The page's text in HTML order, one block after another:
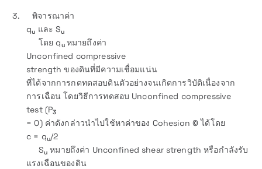
3. พิจารณาค่า
qu และ Su
โดย qu หมายถึงค่า
Unconfined compressive
strength ของดินที่มีความเชื่อมแน่น
ที่ได้จากการกดทดสอบดินตัวอย่างจนเกิดการวิบัติเนื่องจาก
การเฉือน โดยวิธีการทดสอบ Unconfined compressive
test (P3
= 0) ค่าดังกล่าวนำไปใช้หาค่าของ Cohesion © ได้โดย
c = qu/2
Su หมายถึงค่า Unconfined shear strength หรือกำลังรับ
แรงเฉือนของดิน